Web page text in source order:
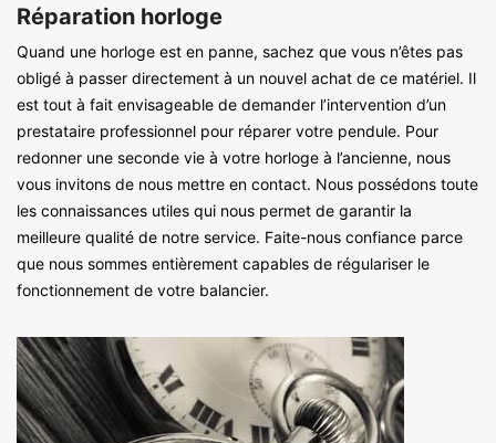
Réparation horloge
Quand une horloge est en panne, sachez que vous n’êtes pas
obligé à passer directement à un nouvel achat de ce matériel. Il
est tout à fait envisageable de demander l’intervention d’un
prestataire professionnel pour réparer votre pendule. Pour
redonner une seconde vie à votre horloge à l’ancienne, nous
vous invitons de nous mettre en contact. Nous possédons toute
les connaissances utiles qui nous permet de garantir la
meilleure qualité de notre service. Faite-nous confiance parce
que nous sommes entièrement capables de régulariser le
fonctionnement de votre balancier.